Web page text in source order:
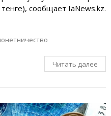
сообщает IaNews.kz.
Читать далее